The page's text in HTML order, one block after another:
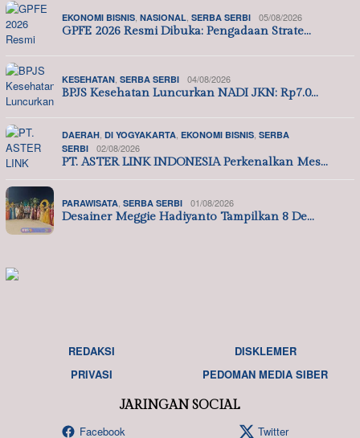
EKONOMI BISNIS, NASIONAL, SERBA SERBI 05/08/2026
GPFE 2026 Resmi Dibuka: Pengadaan Strate…
KESEHATAN, SERBA SERBI 04/08/2026
BPJS Kesehatan Luncurkan NADI JKN: Rp7.0…
DAERAH, DI YOGYAKARTA, EKONOMI BISNIS, SERBA
SERBI
02/08/2026
PT. ASTER LINK INDONESIA Perkenalkan Mes…
PARAWISATA, SERBA SERBI 01/08/2026
Desainer Meggie Hadiyanto Tampilkan 8 De…
REDAKSI
DISKLEMER
PRIVASI
PEDOMAN MEDIA SIBER
JARINGAN SOCIAL
Facebook
Twitter